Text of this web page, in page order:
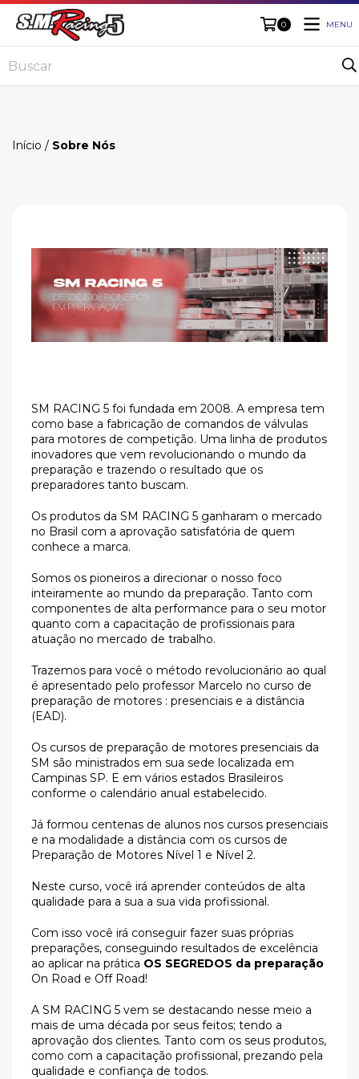
0 MENU
Início / Sobre Nós
SM RACING 5 foi fundada em 2008. A empresa tem
como base a fabricação de comandos de válvulas
para motores de competição. Uma linha de produtos
inovadores que vem revolucionando o mundo da
preparação e trazendo o resultado que os
preparadores tanto buscam.
Os produtos da SM RACING 5 ganharam o mercado
no Brasil com a aprovação satisfatória de quem
conhece a marca.
Somos os pioneiros a direcionar o nosso foco
inteiramente ao mundo da preparação. Tanto com
componentes de alta performance para o seu motor
quanto com a capacitação de profissionais para
atuação no mercado de trabalho.
Trazemos para você o método revolucionário ao qual
é apresentado pelo professor Marcelo no curso de
preparação de motores : presenciais e a distância
(EAD).
Os cursos de preparação de motores presenciais da
SM são ministrados em sua sede localizada em
Campinas SP. E em vários estados Brasileiros
conforme o calendário anual estabelecido.
Já formou centenas de alunos nos cursos presenciais
e na modalidade a distância com os cursos de
Preparação de Motores Nível 1 e Nível 2.
Neste curso, você irá aprender conteúdos de alta
qualidade para a sua a sua vida profissional.
Com isso você irá conseguir fazer suas próprias
preparações, conseguindo resultados de excelência
ao aplicar na prática OS SEGREDOS da preparação
On Road e Off Road!
A SM RACING 5 vem se destacando nesse meio a
mais de uma década por seus feitos; tendo a
aprovação dos clientes. Tanto com os seus produtos,
como com a capacitação profissional, prezando pela
qualidade e confiança de todos.